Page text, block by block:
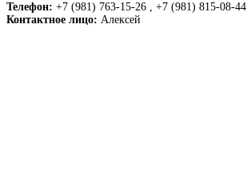
Телефон: +7 (981) 763-15-26 , +7 (981) 815-08-44
Контактное лицо: Алексей